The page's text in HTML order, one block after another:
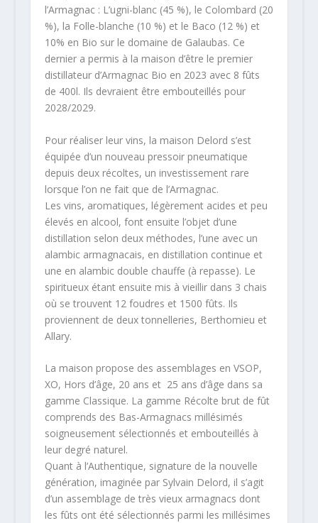
l’Armagnac : L’ugni-blanc (45 %), le Colombard (20
%), la Folle-blanche (10 %) et le Baco (12 %) et
10% en Bio sur le domaine de Galaubas. Ce
dernier a permis à la maison d’être le premier
distillateur d’Armagnac Bio en 2023 avec 8 fûts
de 400l. Ils devraient être embouteillés pour
2028/2029.
Pour réaliser leur vins, la maison Delord s’est
équipée d’un nouveau pressoir pneumatique
depuis deux récoltes, un investissement rare
lorsque l’on ne fait que de l’Armagnac.
Les vins, aromatiques, légèrement acides et peu
élevés en alcool, font ensuite l’objet d’une
distillation selon deux méthodes, l’une avec un
alambic armagnacais, en distillation continue et
une en alambic double chauffe (à repasse). Le
spiritueux étant ensuite mis à vieillir dans 3 chais
où se trouvent 12 foudres et 1500 fûts. Ils
proviennent de deux tonnelleries, Berthomieu et
Allary.
La maison propose des assemblages en VSOP,
XO, Hors d’âge, 20 ans et 25 ans d’âge dans sa
gamme Classique. La gamme Récolte brut de fût
comprends des Bas-Armagnacs millésimés
soigneusement sélectionnés et embouteillés à
leur degré naturel.
Quant à l’Authentique, signature de la nouvelle
génération, imaginée par Sylvain Delord, il s’agit
d’un assemblage de très vieux armagnacs dont
les fûts ont été sélectionnés parmi les millésimes